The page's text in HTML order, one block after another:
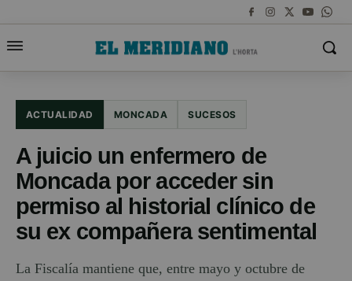
ACTUALIDAD MONCADA SUCESOS
A juicio un enfermero de
Moncada por acceder sin
permiso al historial clínico de
su ex compañera sentimental
La Fiscalía mantiene que, entre mayo y octubre de